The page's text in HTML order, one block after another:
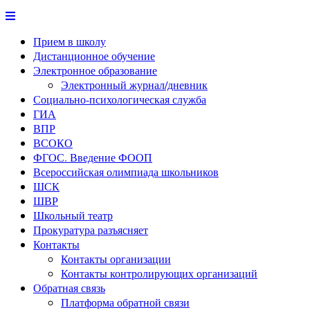
Прием в школу
Дистанционное обучение
Электронное образование
Электронный журнал/дневник
Социально-психологическая служба
ГИА
ВПР
ВСОКО
ФГОС. Введение ФООП
Всероссийская олимпиада школьников
ШСК
ШВР
Школьный театр
Прокуратура разъясняет
Контакты
Контакты организации
Контакты контролирующих организаций
Обратная связь
Платформа обратной связи